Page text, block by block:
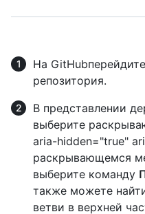
На
репозитория.
В представлении
выберите
aria-hidden="true"
раскрывающемся
выберите команду
также можете
ветви в верхней